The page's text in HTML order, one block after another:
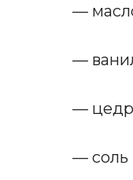
—
—
—
— соль